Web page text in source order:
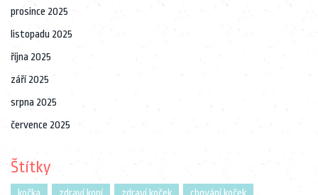
prosince 2025
listopadu 2025
října 2025
září 2025
srpna 2025
července 2025
Štítky